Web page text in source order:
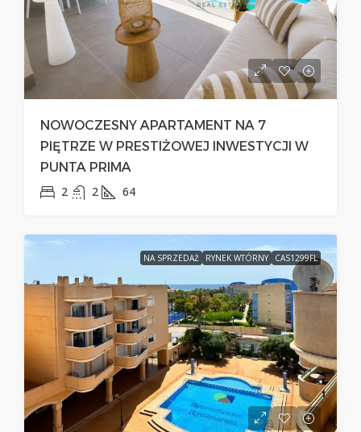
NOWOCZESNY APARTAMENT NA 7
PIĘTRZE W PRESTIŻOWEJ INWESTYCJI W
PUNTA PRIMA
2
2 64
NA SPRZEDAŻ RYNEK WTÓRNY CAS1299FL